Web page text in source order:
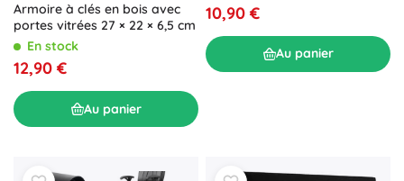
Armoire à clés en bois avec
portes vitrées 27 × 22 × 6,5 cm
En stock
12,90 €
Au panier
10,90 €
Au panier